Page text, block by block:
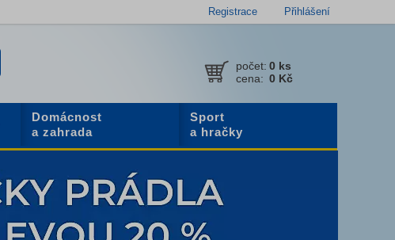
Registrace Přihlášení
počet: 0 ks
cena: 0 Kč
Domácnost
a zahrada
Sport
a hračky